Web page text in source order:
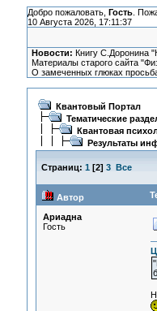
Добро пожаловать, Гость.
10 Августа 2026, 17:11:37
Новости: Книгу С.Доронина
Материалы старого сайта
О замеченных глюках
Квантовый Портал
Тематические
Квантовая
Результаты
Страниц: 1 [2] 3 Все
Автор
Ариадна
Гость